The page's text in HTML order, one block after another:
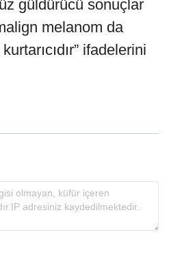
güldürücü sonuçlar
melanom da
ifadelerini